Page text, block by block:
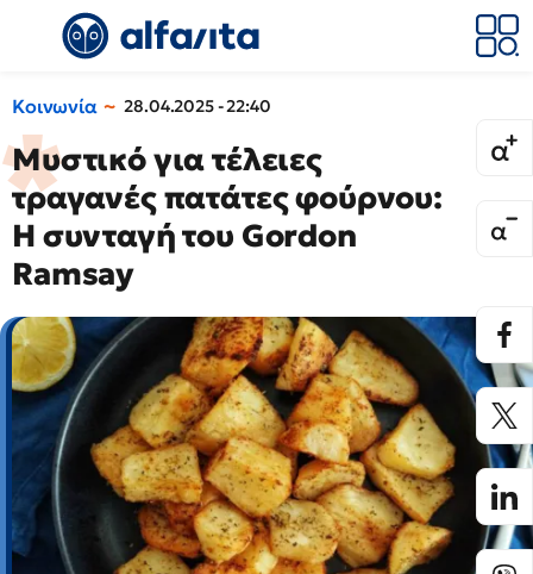
Κοινωνία 28.04.2025 - 22:40
Μυστικό για τέλειες
τραγανές πατάτες φούρνου:
Η συνταγή του Gordon
Ramsay